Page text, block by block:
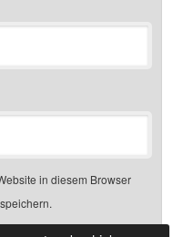
in diesem Browser